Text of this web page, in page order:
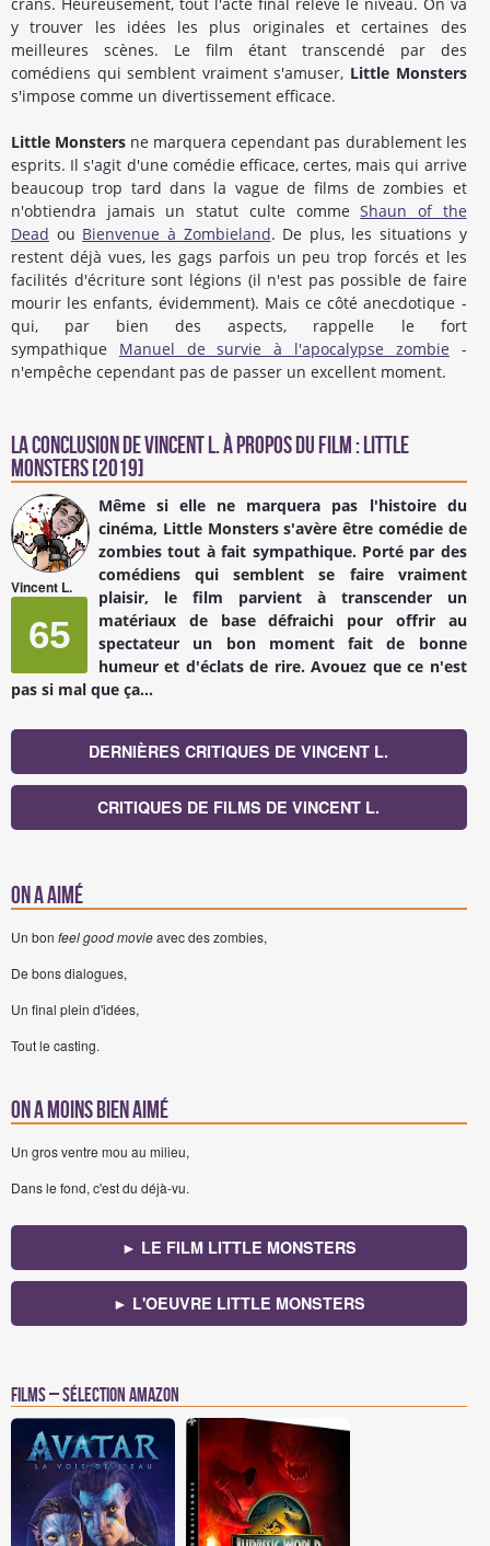
y trouver les idées les plus originales et certaines des
meilleures scènes. Le film étant transcendé par des
comédiens qui semblent vraiment s'amuser, Little Monsters
s'impose comme un divertissement efficace.
Little Monsters ne marquera cependant pas durablement les
esprits. Il s'agit d'une comédie efficace, certes, mais qui arrive
beaucoup trop tard dans la vague de films de zombies et
n'obtiendra jamais un statut culte commeShaun of the
Dead ou Bienvenue à Zombieland. De plus, les situations y
restent déjà vues, les gags parfois un peu trop forcés et les
facilités d'écriture sont légions (il n'est pas possible de faire
mourir les enfants, évidemment). Mais ce côté anecdotique -
qui, par bien des aspects, rappelle le fort
sympathique Manuel de survie à l'apocalypse zombie -
n'empêche cependant pas de passer un excellent moment.​
La conclusion deVincent L.à propos du Film : Little
Monsters [2019]
Vincent L.
65
Même si elle ne marquera pas l'histoire du
cinéma, Little Monsterss'avère être comédie de
zombies tout à fait sympathique. Porté par des
comédiens qui semblent se faire vraiment
plaisir, le film parvient à transcender un
matériaux de base défraichi pour offrir au
spectateur un bon moment fait de bonne
humeur et d'éclats de rire. Avouez que ce n'est
pas si mal que ça...
DERNIÈRES CRITIQUES DE VINCENT L.
CRITIQUES DE FILMS DE VINCENT L.
On a aimé
Un bon feel good movieavec des zombies,
De bons dialogues,
Un final plein d'idées,
Tout le casting.
On a moins bien aimé
Un gros ventre mou au milieu,
Dans le fond, c'est du déjà-vu.
► LE FILM LITTLE MONSTERS
► L'OEUVRE LITTLE MONSTERS
Films – Sélection Amazon